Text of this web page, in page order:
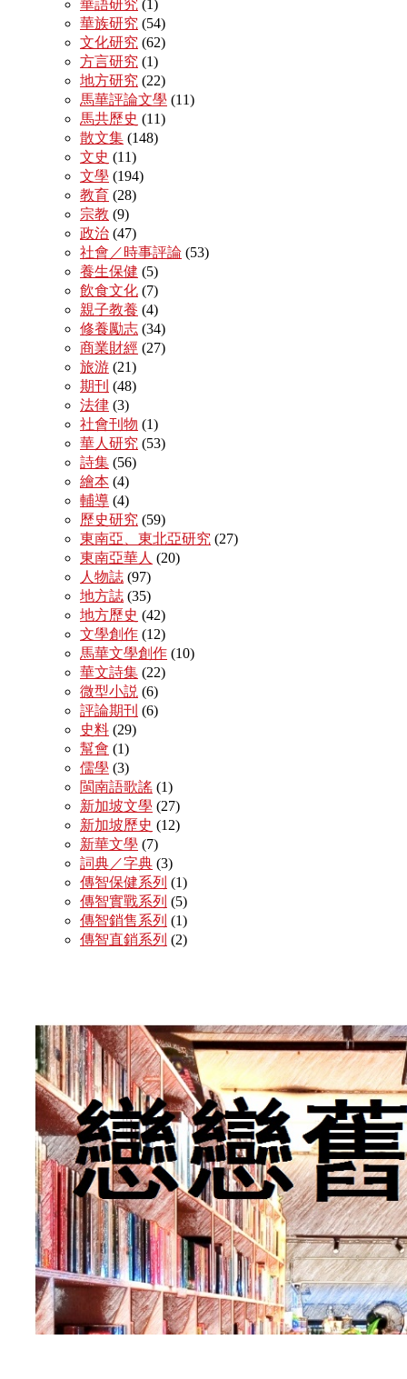
華語研究 (1)
華族研究 (54)
文化研究 (62)
方言研究 (1)
地方研究 (22)
馬華評論文學 (11)
馬共歷史 (11)
散文集 (148)
文史 (11)
文學 (194)
教育 (28)
宗教 (9)
政治 (47)
社會／時事評論 (53)
養生保健 (5)
飲食文化 (7)
親子教養 (4)
修養勵志 (34)
商業財經 (27)
旅游 (21)
期刊 (48)
法律 (3)
社會刊物 (1)
華人研究 (53)
詩集 (56)
繪本 (4)
輔導 (4)
歷史研究 (59)
東南亞、東北亞研究 (27)
東南亞華人 (20)
人物誌 (97)
地方誌 (35)
地方歷史 (42)
文學創作 (12)
馬華文學創作 (10)
華文詩集 (22)
微型小説 (6)
評論期刊 (6)
史料 (29)
幫會 (1)
儒學 (3)
閩南語歌謠 (1)
新加坡文學 (27)
新加坡歷史 (12)
新華文學 (7)
詞典／字典 (3)
傳智保健系列 (1)
傳智實戰系列 (5)
傳智銷售系列 (1)
傳智直銷系列 (2)